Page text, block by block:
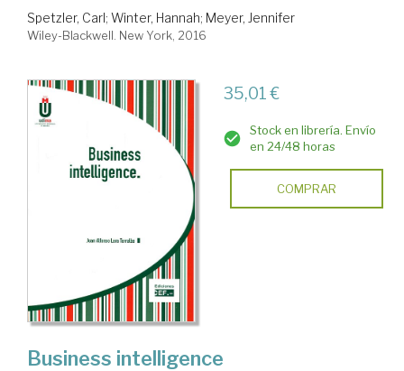
Spetzler, Carl; Winter, Hannah; Meyer, Jennifer
Wiley-Blackwell. New York, 2016
35,01 €
Stock en librería. Envío
en 24/48 horas
COMPRAR
Business intelligence